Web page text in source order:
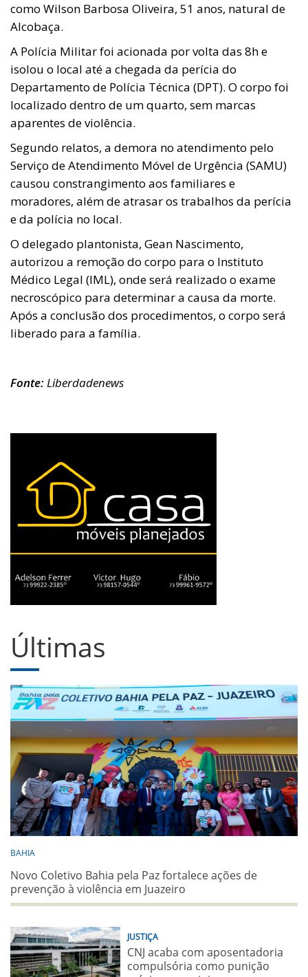
como Wilson Barbosa Oliveira, 51 anos, natural de
Alcobaça.
A Polícia Militar foi acionada por volta das 8h e
isolou o local até a chegada da perícia do
Departamento de Polícia Técnica (DPT). O corpo foi
localizado dentro de um quarto, sem marcas
aparentes de violência.
Segundo relatos, a demora no atendimento pelo
Serviço de Atendimento Móvel de Urgência (SAMU)
causou constrangimento aos familiares e
moradores, além de atrasar os trabalhos da perícia
e da polícia no local.
O delegado plantonista, Gean Nascimento,
autorizou a remoção do corpo para o Instituto
Médico Legal (IML), onde será realizado o exame
necroscópico para determinar a causa da morte.
Após a conclusão dos procedimentos, o corpo será
liberado para a família.
Fonte:Liberdadenews
Últimas
BAHIA
Novo Coletivo Bahia pela Paz fortalece ações de
prevenção à violência em Juazeiro
JUSTIÇA
CNJ acaba com aposentadoria
compulsória como punição